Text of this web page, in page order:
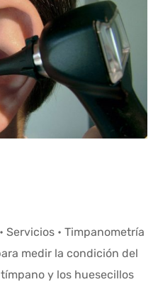
Servicios • Timpanometría
medir la condición del
y los huesecillos